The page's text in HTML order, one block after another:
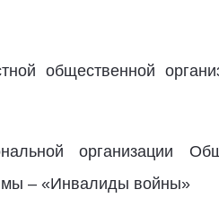
общественной
организации
– «Инвалиды войны»